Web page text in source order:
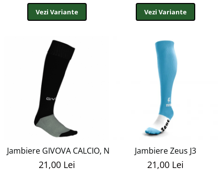
Vezi Variante Vezi Variante
Jambiere GIVOVA CALCIO, NEGRU, M3 - J1
21,00 Lei
Jambiere Zeus J3
21,00 Lei